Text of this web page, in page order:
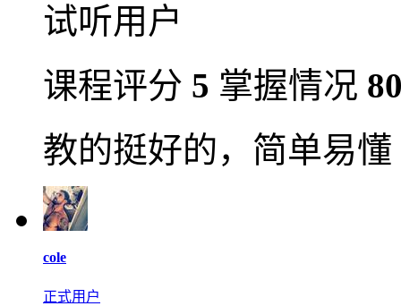
试听用户
课程评分 5 掌握情况
教的挺好的，简单易懂
cole
正式用户